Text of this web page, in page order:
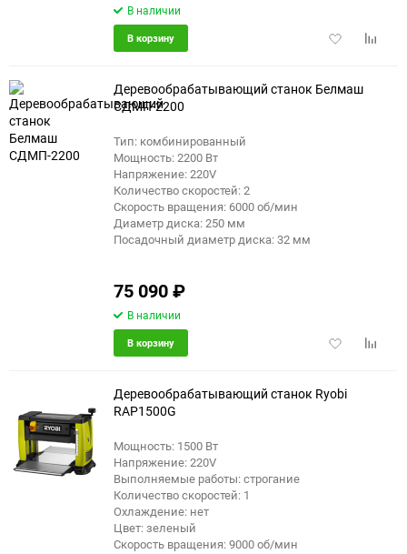
В наличии
Добавить
В корзину
Деревообрабатывающий станок Белмаш
СДМП-2200
Тип: комбинированный
Мощность: 2200 Вт
Напряжение: 220V
Количество скоростей: 2
Скорость вращения: 6000 об/мин
Диаметр диска: 250 мм
Посадочный диаметр диска: 32 мм
75 090₽
В наличии
Добавить
В корзину
Деревообрабатывающий станок Ryobi
RAP1500G
Мощность: 1500 Вт
Напряжение: 220V
Выполняемые работы: строгание
Количество скоростей: 1
Охлаждение: нет
Цвет: зеленый
Скорость вращения: 9000 об/мин